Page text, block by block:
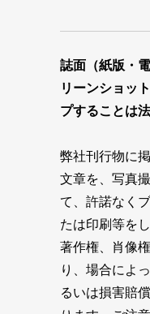
誌面（紙版・
リーンショッ
プすることは
弊社刊行物に
文章を、写真
て、許諾なく
たは印刷等を
著作権、肖像
り、場合によ
るいは損害賠